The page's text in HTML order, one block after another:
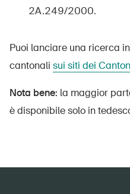
Home
Abbonati alla newsletter
2A.249/2000.
Puoi lanciare una ricerca
cantonali sui siti dei
Nota bene: la maggior
è disponibile solo in